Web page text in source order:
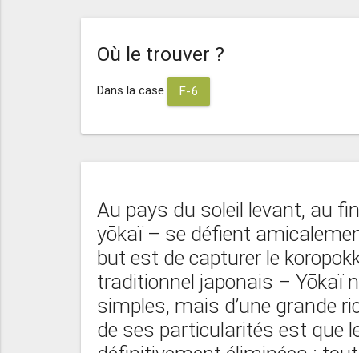
Où le trouver ?
Dans la case F-6
Au pays du soleil levant, au
yōkaï – se défient
but est de capturer le
traditionnel japonais – Yōkaï
simples, mais d’une grande
de ses particularités est que